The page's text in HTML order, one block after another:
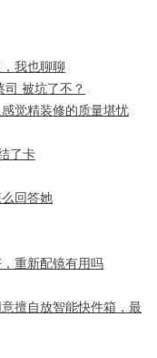
我也聊聊
被坑了不？
觉精装修的质量堪忧
了卡
回答她
重新配镜有用吗
擅自放智能快件箱，最